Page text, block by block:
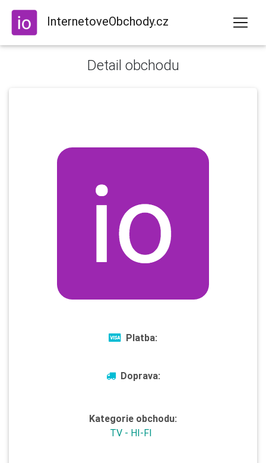
InternetoveObchody.cz
Detail obchodu
Platba:
Doprava:
Kategorie obchodu:
TV - HI-FI